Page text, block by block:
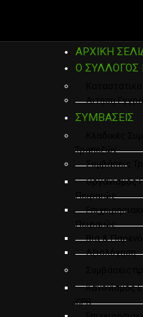
ΑΡΧΙΚΗ
Ο ΣΥΛΛΟΓΟΣ
Αιτηση
ΣΥΜΒΑΣΕΙΣ
Τραπεζών
Συμβάσεις
Οργανισμός
Πειραιώς
Πειραιώς
Βία &
Αξιολόγηση
Συμβάσεις
Κανονισμός
CPB